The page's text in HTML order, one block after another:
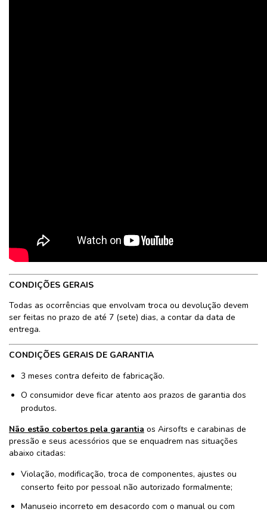
CONDIÇÕES GERAIS
Todas as ocorrências que envolvam troca ou devolução devem
ser feitas no prazo de até 7 (sete) dias, a contar da data de
entrega.
CONDIÇÕES GERAIS DE GARANTIA
3 meses contra defeito de fabricação.
O consumidor deve ficar atento aos prazos de garantia dos
produtos.
Não estão cobertos pela garantia os Airsofts e carabinas de
pressão e seus acessórios que se enquadrem nas situações
abaixo citadas:
Violação, modificação, troca de componentes, ajustes ou
conserto feito por pessoal não autorizado formalmente;
Manuseio incorreto em desacordo com o manual ou com